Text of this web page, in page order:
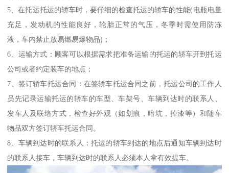
5、在托运托运的轿车时，要仔细的检查托运的轿车的性能(电瓶电量
充足，发动机的性能良好，轮胎正常的气压，冬季时需使用防冻
液，车内禁止放易燃易爆物品)；
6、运输方式：顾客可以根据需求把准备运输的托运的轿车开到托运
公司或者约定装车的地点；
7、签订轿车托运合同：在签轿车托运合同之前，托运公司的工作人
员先记录运输托运的轿车的车型、车架号、车辆到达时的联系人、
发车人及联络方式，检查好外观（如划痕，暗坑，掉漆等）和随车
物品双方签订轿车托运合同。
8、车辆到达时的联系人：托运的轿车到达的地点后通知车辆到达时
的联系人接车，车辆到达时的联系人必须本人拿有效提车。